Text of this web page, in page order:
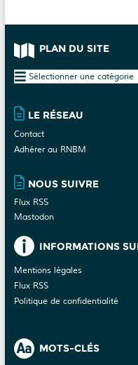
PLAN DU SITE
Plan
site
LE RÉSEAU
Contact
Adhérer au RNBM
NOUS SUIVRE
Flux RSS
Mastodon
INFORMATIONS
Mentions légales
Flux RSS
Politique de confidentialité
MOTS-CLÉS